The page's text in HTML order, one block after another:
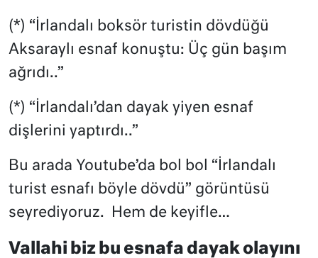
(*) “İrlandalı boksör turistin dövdüğü
Aksaraylı esnaf konuştu: Üç gün başım
ağrıdı..”
(*) “İrlandalı’dan dayak yiyen esnaf
dişlerini yaptırdı..”
Bu arada Youtube’da bol bol “İrlandalı
turist esnafı böyle dövdü” görüntüsü
seyrediyoruz.
Hem de keyifle…
Vallahi biz bu esnafa dayak olayını